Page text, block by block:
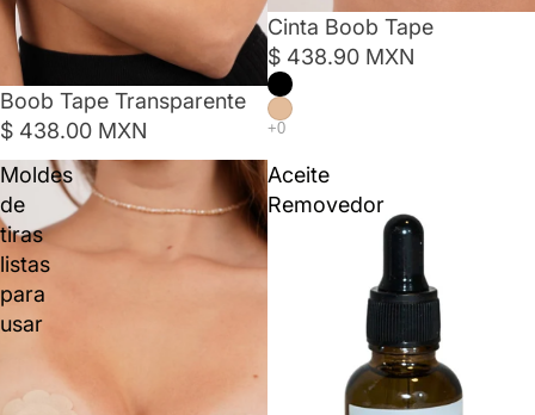
Boob Tape Transparente
$ 438.00 MXN
Cinta Boob Tape
$ 438.90 MXN
Moldes
de
tiras
listas
para
usar
Aceite
Removedor